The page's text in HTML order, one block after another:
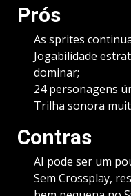
Prós
As sprites
Jogabilidade
dominar;
24 personagens
Trilha sonora
Contras
AI pode ser um
Sem Crossplay,